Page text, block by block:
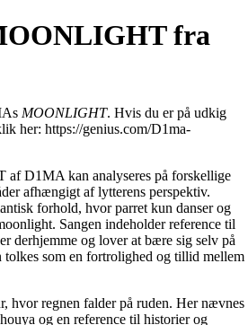
fra
MOONLIGHT. Hvis du er på udkig
her: https://genius.com/D1ma-
af D1MA kan analyseres på forskellige
afhængigt af lytterens perspektiv.
forhold, hvor parret kun danser og
Sangen indeholder reference til
derhjemme og lover at bære sig selv på
tolkes som en fortrolighed og tillid mellem
hvor regnen falder på ruden. Her nævnes
og en reference til historier og